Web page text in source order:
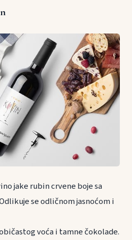
jake rubin crvene boje sa
se odličnom jasnoćom i
voća i tamne čokolade.